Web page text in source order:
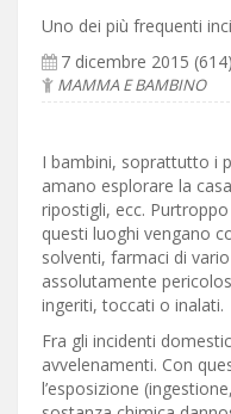
Uno dei più frequenti
7 dicembre 2015 (614)
MAMMA E BAMBINO
I bambini, soprattutto i
amano esplorare la
ripostigli, ecc.
questi luoghi vengano
solventi, farmaci di
assolutamente
ingeriti, toccati o inalati.
Fra gli incidenti
avvelenamenti. Con
l’esposizione